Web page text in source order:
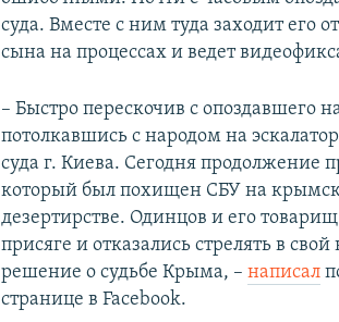
суда. Вместе с ним туда заходит его
сына на процессах и ведет
– Быстро перескочив с опоздавшего
потолкавшись с народом на
суда г. Киева. Сегодня продолжение
который был похищен СБУ на
дезертирстве. Одинцов и его
присяге и отказались стрелять в
решение о судьбе Крыма, –написал
странице в Facebook.